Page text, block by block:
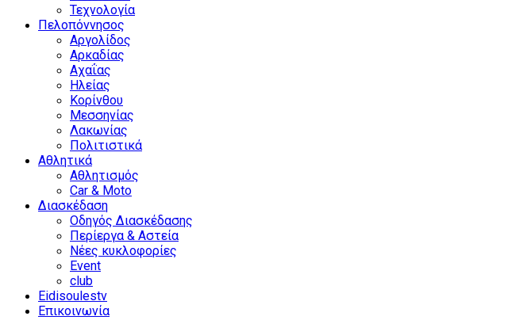
Τεχνολογία
Πελοπόννησος
Αργολίδος
Αρκαδίας
Αχαΐας
Ηλείας
Κορίνθου
Μεσσηνίας
Λακωνίας
Πολιτιστικά
Αθλητικά
Αθλητισμός
Car & Moto
Διασκέδαση
Οδηγός Διασκέδασης
Περίεργα & Αστεία
Νέες κυκλοφορίες
Event
club
Eidisoulestv
Επικοινωνία